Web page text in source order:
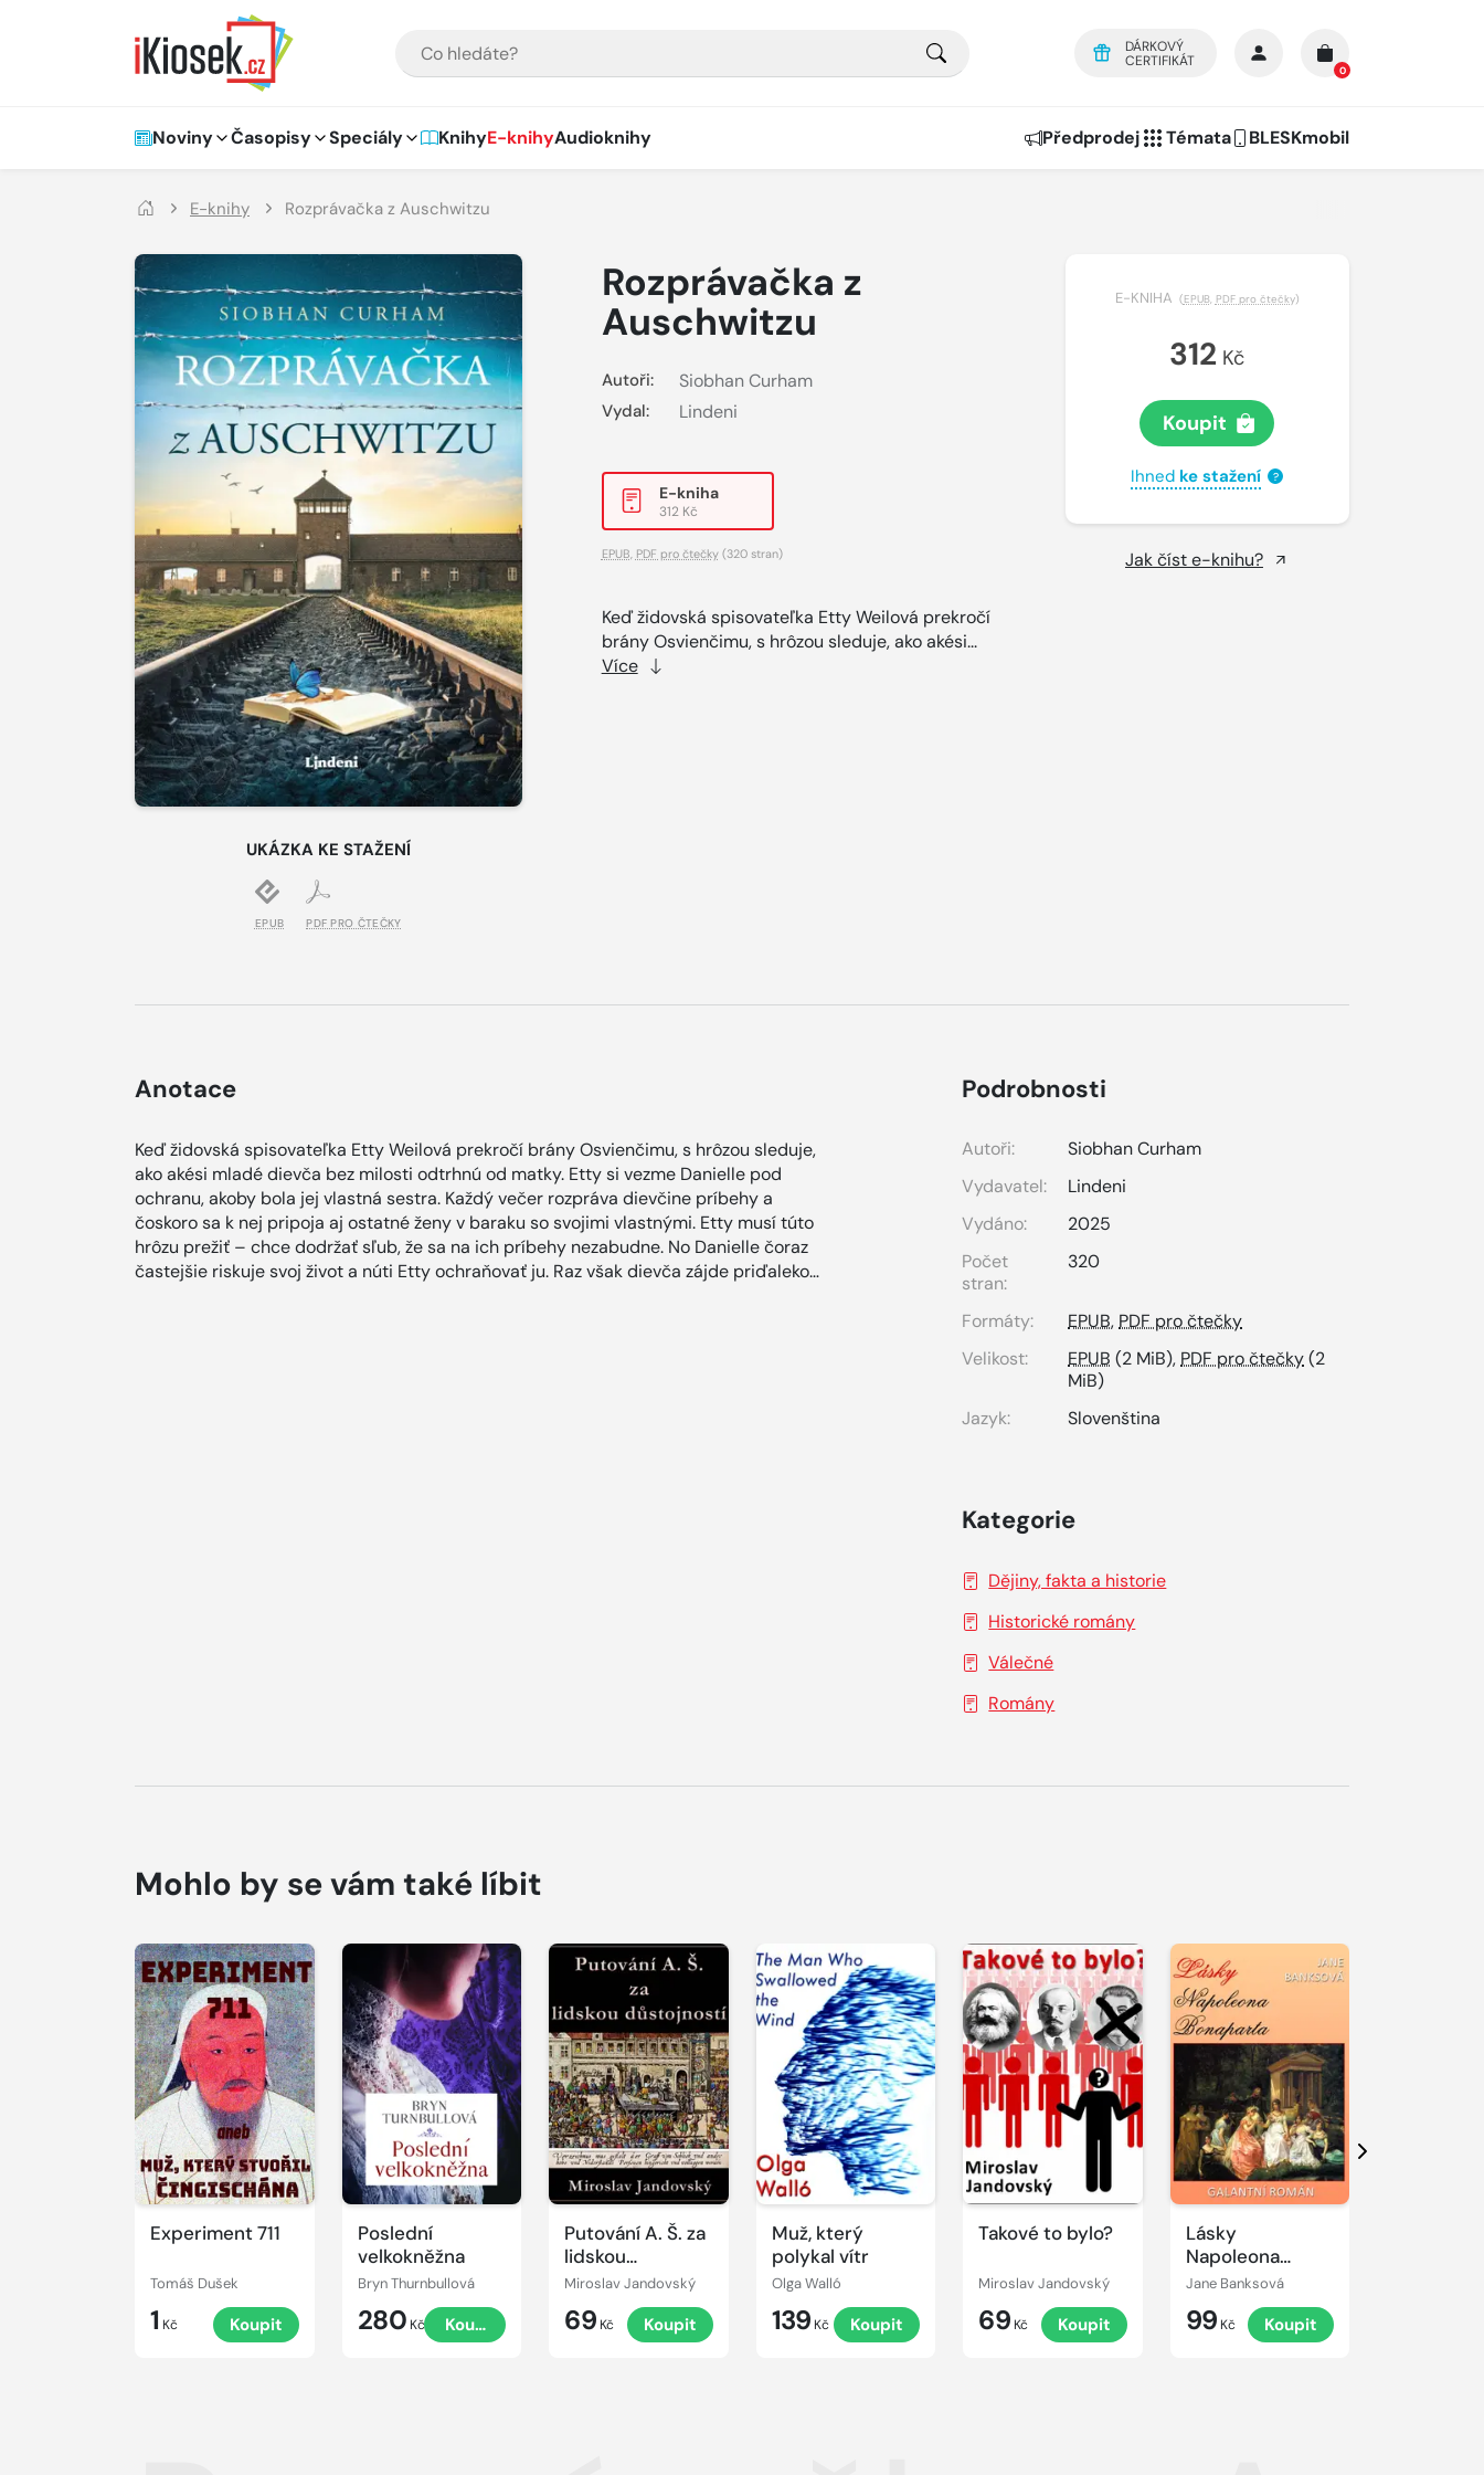
DÁRKOVÝ
CERTIFIKÁT
0
Hlavní navigace
Noviny Časopisy Speciály KnihyE-knihyAudioknihy Předprodej Témata BLESKmobil
E-knihy Rozprávačka z Auschwitzu
UKÁZKA KE STAŽENÍ
EPUB PDF PRO ČTEČKY
Rozprávačka z
Auschwitzu
Autoři: Siobhan Curham
Vydal: Lindeni
E-kniha
312 Kč
EPUB PDF pro čtečky(320 stran)
Keď židovská spisovateľka Etty Weilová prekročí
brány Osvienčimu, s hrôzou sleduje, ako akési...
Více
E-KNIHA (EPUB, PDF pro čtečky)
312 Kč
Koupit
Ihned ke stažení ?
Jak číst e-knihu?
Anotace
Keď židovská spisovateľka Etty Weilová prekročí brány Osvienčimu, s hrôzou sleduje,
ako akési mladé dievča bez milosti odtrhnú od matky. Etty si vezme Danielle pod
ochranu, akoby bola jej vlastná sestra. Každý večer rozpráva dievčine príbehy a
čoskoro sa k nej pripoja aj ostatné ženy v baraku so svojimi vlastnými. Etty musí túto
hrôzu prežiť – chce dodržať sľub, že sa na ich príbehy nezabudne. No Danielle čoraz
častejšie riskuje svoj život a núti Etty ochraňovať ju. Raz však dievča zájde priďaleko…
Podrobnosti
Autoři:
Siobhan Curham
Vydavatel:
Lindeni
Vydáno:
2025
Počet
stran:
320
Formáty: EPUB,PDF pro čtečky
Velikost:
EPUB (2 MiB),PDF pro čtečky(2
MiB)
Jazyk:
Slovenština
Kategorie
Dějiny, fakta a historie
Historické romány
Válečné
Romány
Mohlo by se vám také líbit
Experiment 711
Tomáš Dušek
1 Kč Koupit
Poslední
velkokněžna
Bryn Thurnbullová
280 Kč Koupit
Putování A. Š. za
lidskou
důstojností
Miroslav Jandovský
69 Kč Koupit
Muž, který
polykal vítr
Olga Walló
139 Kč Koupit
Takové to bylo?
Miroslav Jandovský
69 Kč Koupit
Lásky
Napoleona
Bonaparta
Jane Banksová
99 Kč Koupit
Další